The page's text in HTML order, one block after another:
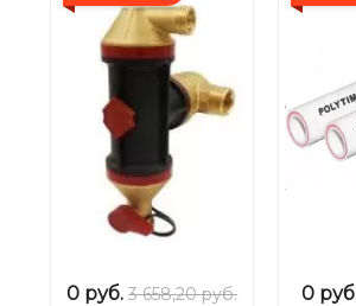
0 руб. 3 658,20 руб. 0